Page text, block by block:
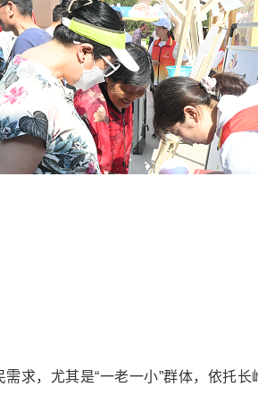
需求，尤其是“一老一小”群体，依托